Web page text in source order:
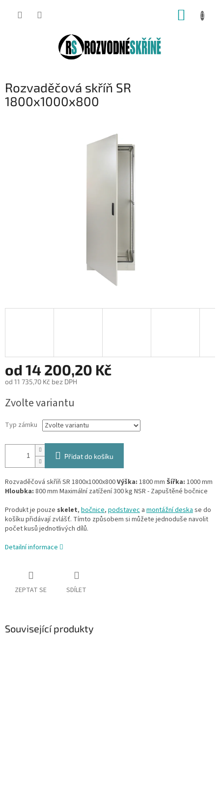
Rozvaděčová skříň SR
1800x1000x800
od 14 200,20 Kč
od 11 735,70 Kč bez DPH
cena:
Zvolte variantu
Typ zámku
Přidat do košíku
Rozvaděčová skříň SR 1800x1000x800Výška: 1800 mm Šířka: 1000 mm
Hloubka: 800 mm Maximální zatížení 300 kg NSR - Zapuštěné bočnice
Produkt je pouze skelet, bočnice, podstavec a montážní deskase do
košíku přidávají zvlášť. Tímto způsobem si můžete jednoduše navolit
počet kusů jednotlivých dílů.
Detailní informace
ZEPTAT SE SDÍLET
Související produkty